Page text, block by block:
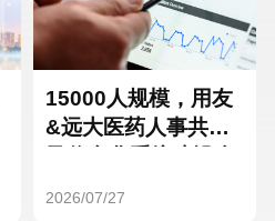
Mexico
Macau
15000人规模，用友
&远大医药人事共享
2026/07/27